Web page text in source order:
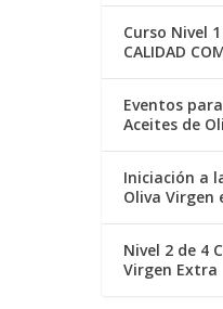
Curso Nivel
CALIDAD
Eventos
Aceites de
Iniciación a
Oliva Virgen
Nivel 2 de 4
Virgen Extra